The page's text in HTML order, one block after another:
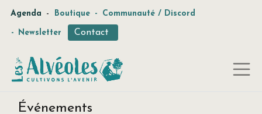
Agenda - Boutique - Communauté / Discord
- Newsletter Contact
Événements